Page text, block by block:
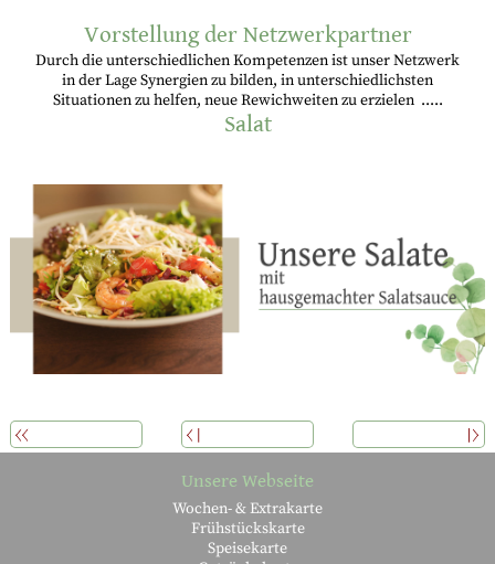
Vorstellung der Netzwerkpartner
Durch die unterschiedlichen Kompetenzen ist unser Netzwerk
in der Lage Synergien zu bilden, in unterschiedlichsten
Situationen zu helfen, neue Rewichweiten zu erzielen .....
Salat
Unsere Webseite
Wochen- & Extrakarte
Frühstückskarte
Speisekarte